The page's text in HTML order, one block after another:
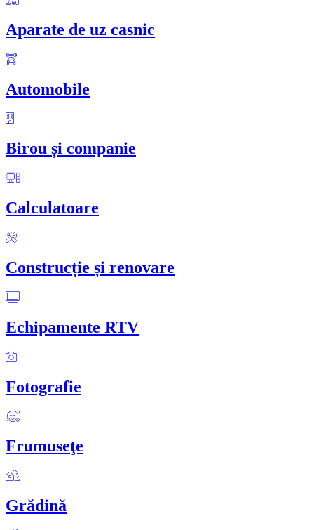
Aparate de uz casnic
Automobile
Birou și companie
Calculatoare
Construcție și renovare
Echipamente RTV
Fotografie
Frumuseţe
Grădină